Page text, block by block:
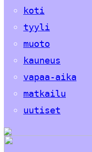
koti
tyyli
muoto
kauneus
vapaa-aika
matkailu
uutiset